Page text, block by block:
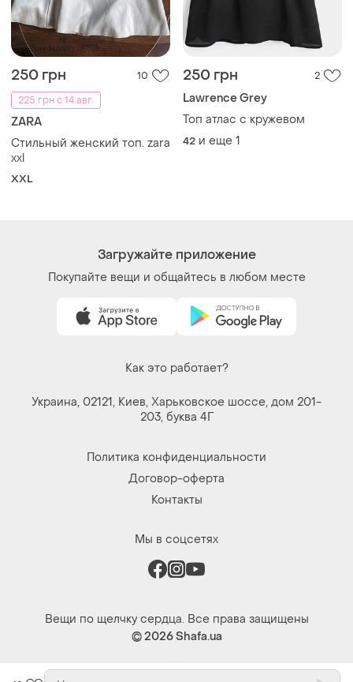
250 грн
10
225 грн с 14 авг.
ZARA
Стильный женский топ. zara
xxl
XXL
250 грн 2
Lawrence Grey
Топ атлас с кружевом
42 и еще 1
Загружайте приложение
Покупайте вещи и общайтесь в любом месте
Как это работает?
Украина, 02121, Киев, Харьковское шоссе, дом 201-
203, буква 4Г
Политика конфиденциальности
Договор-оферта
Контакты
Мы в соцсетях
Вещи по щелчку сердца. Все права защищены
© 2026Shafa.ua